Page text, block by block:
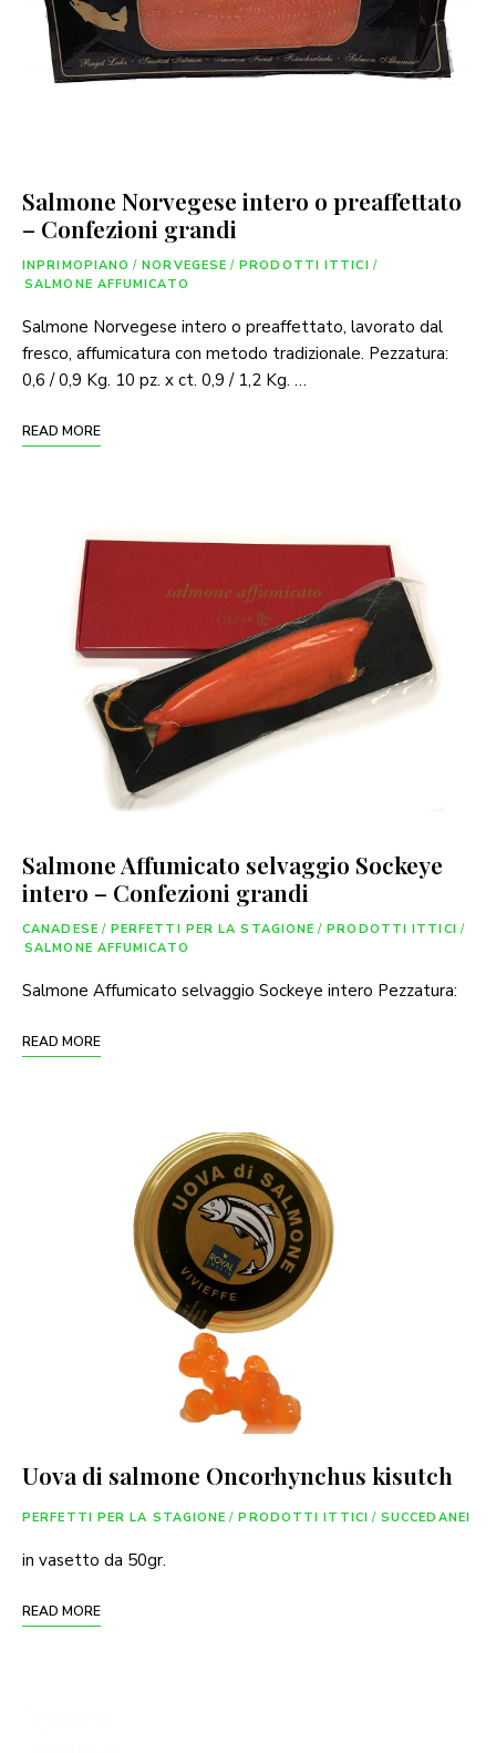
Salmone Norvegese intero o preaffettato
– Confezioni grandi
INPRIMOPIANO / NORVEGESE / PRODOTTI ITTICI /
SALMONE AFFUMICATO
Salmone Norvegese intero o preaffettato, lavorato dal
fresco, affumicatura con metodo tradizionale. Pezzatura:
0,6 / 0,9 Kg. 10 pz. x ct. 0,9 / 1,2 Kg. …
READ MORE
Salmone Affumicato selvaggio Sockeye
intero – Confezioni grandi
CANADESE / PERFETTI PER LA STAGIONE / PRODOTTI ITTICI /
SALMONE AFFUMICATO
Salmone Affumicato selvaggio Sockeye intero Pezzatura:
READ MORE
Uova di salmone Oncorhynchus kisutch
PERFETTI PER LA STAGIONE / PRODOTTI ITTICI / SUCCEDANEI
in vasetto da 50gr.
READ MORE